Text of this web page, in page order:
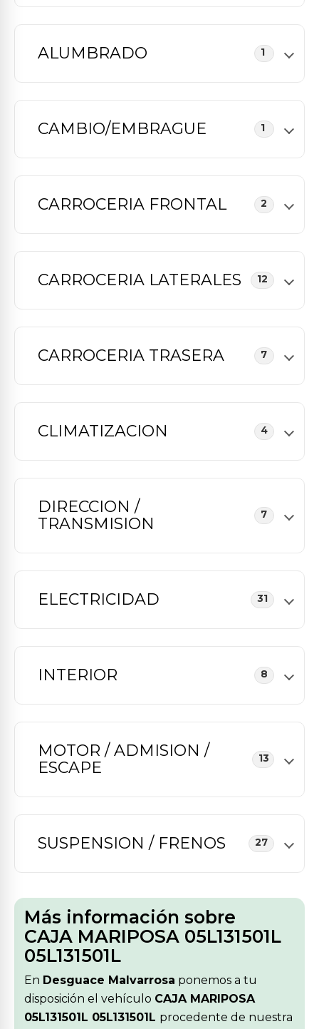
ALUMBRADO 1
CAMBIO/EMBRAGUE 1
CARROCERIA FRONTAL 2
CARROCERIA LATERALES 12
CARROCERIA TRASERA 7
CLIMATIZACION 4
DIRECCION /
TRANSMISION
7
ELECTRICIDAD 31
INTERIOR 8
MOTOR / ADMISION /
ESCAPE
13
SUSPENSION / FRENOS 27
Más información sobre
CAJA MARIPOSA 05L131501L
05L131501L
En Desguace Malvarrosa ponemos a tu
disposición el vehículo CAJA MARIPOSA
05L131501L 05L131501L procedente de nuestra